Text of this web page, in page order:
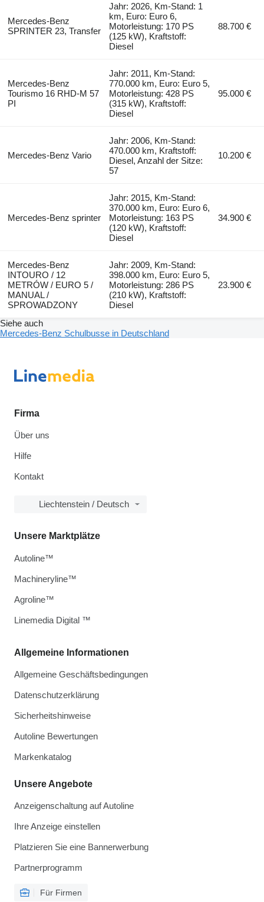
Mercedes-Benz
SPRINTER 23, Transfer
Jahr: 2026, Km-Stand: 1
km, Euro: Euro 6,
Motorleistung: 170 PS
(125 kW), Kraftstoff:
Diesel
88.700 €
Mercedes-Benz
Tourismo 16 RHD-M 57
PI
Jahr: 2011, Km-Stand:
770.000 km, Euro: Euro 5,
Motorleistung: 428 PS
(315 kW), Kraftstoff:
Diesel
95.000 €
Mercedes-Benz Vario
Jahr: 2006, Km-Stand:
470.000 km, Kraftstoff:
Diesel, Anzahl der Sitze:
57
10.200 €
Mercedes-Benz sprinter
Jahr: 2015, Km-Stand:
370.000 km, Euro: Euro 6,
Motorleistung: 163 PS
(120 kW), Kraftstoff:
Diesel
34.900 €
Mercedes-Benz
INTOURO / 12
METRÓW / EURO 5 /
MANUAL /
SPROWADZONY
Jahr: 2009, Km-Stand:
398.000 km, Euro: Euro 5,
Motorleistung: 286 PS
(210 kW), Kraftstoff:
Diesel
23.900 €
Siehe auch
Mercedes-Benz Schulbusse in Deutschland
Firma
Über uns
Hilfe
Kontakt
Liechtenstein / Deutsch
Allgemeine Informationen
Allgemeine Geschäftsbedingungen
Datenschutzerklärung
Sicherheitshinweise
Autoline Bewertungen
Markenkatalog
Unsere Angebote
Anzeigenschaltung auf Autoline
Ihre Anzeige einstellen
Platzieren Sie eine Bannerwerbung
Partnerprogramm
Für Firmen
Unsere Marktplätze
Autoline™
Machineryline™
Agroline™
Linemedia Digital ™